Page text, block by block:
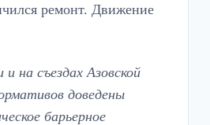
ремонт. Движение
на съездах Азовской
доведены
барьерное